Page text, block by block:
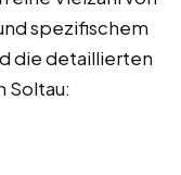
spezifischem
die detaillierten
Soltau: